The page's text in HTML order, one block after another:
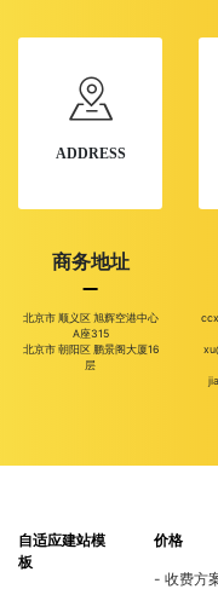
ADDRESS
商务地址
北京市 顺义区 旭辉空港中心
A座315
北京市 朝阳区 鹏景阁大厦16
层
自适应建站模
板
价格
收费方